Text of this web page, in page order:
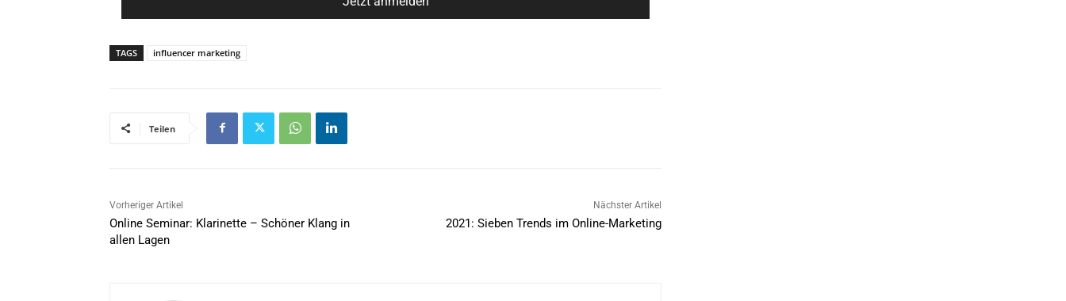
TAGS influencer marketing
Teilen
Vorheriger Artikel
Online Seminar: Klarinette – Schöner Klang in
allen Lagen
Nächster Artikel
2021: Sieben Trends im Online-Marketing